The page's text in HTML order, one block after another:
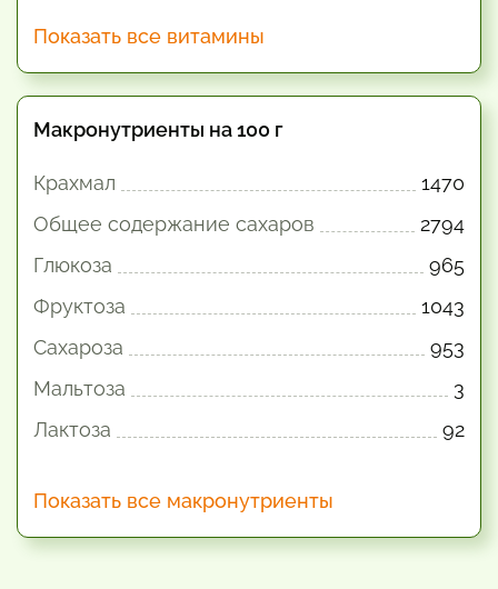
Показать все витамины
Макронутриенты на 100 г
Крахмал
1470
Общее содержание сахаров
2794
Глюкоза
965
Фруктоза
1043
Сахароза
953
Мальтоза
3
Лактоза
92
Показать все макронутриенты